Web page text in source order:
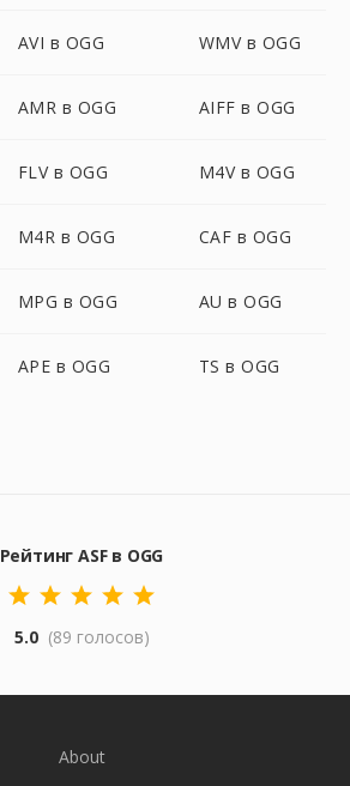
AVI в OGG WMV в OGG
AMR в OGG AIFF в OGG
FLV в OGG M4V в OGG
M4R в OGG CAF в OGG
MPG в OGG AU в OGG
APE в OGG TS в OGG
Рейтинг ASF в OGG
5.0 (89 голосов)
About